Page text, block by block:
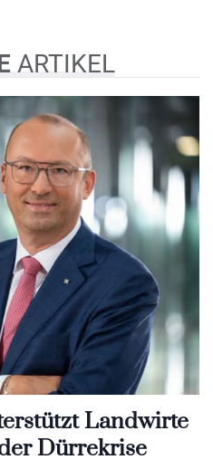
ARTIKEL
Landwirte
Dürrekrise